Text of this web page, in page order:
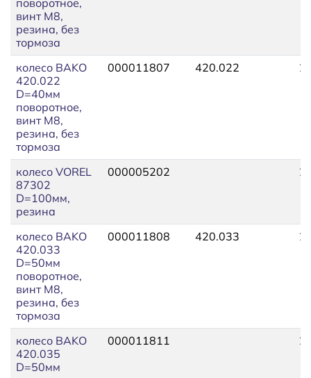
винт М8,
резина, без
тормоза
колесо BAKO
420.022
D=40мм
поворотное,
винт М8,
резина, без
тормоза
000011807 420.022
колесо VOREL
87302
D=100мм,
резина
000005202
колесо BAKO
420.033
D=50мм
поворотное,
винт М8,
резина, без
тормоза
000011808 420.033
колесо BAKO
420.035
D=50мм
000011811